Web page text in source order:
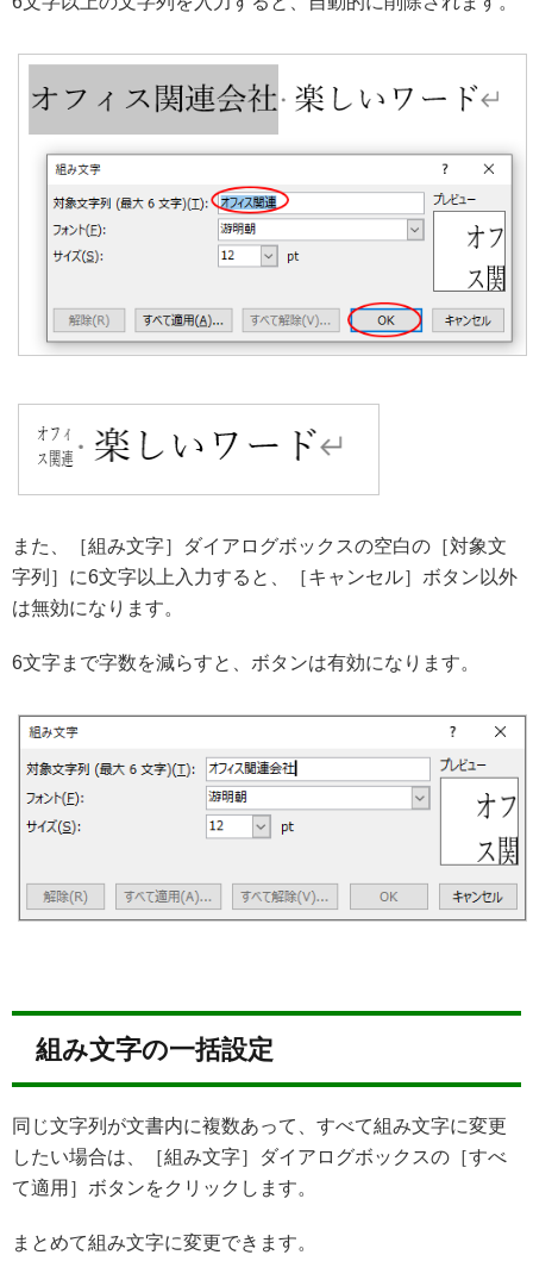
また、［組み文字］ダイアログボックスの空白の［対象文
字列］に6文字以上入力すると、［キャンセル］ボタン以外
は無効になります。
6文字まで字数を減らすと、ボタンは有効になります。
組み文字の一括設定
同じ文字列が文書内に複数あって、すべて組み文字に変更
したい場合は、［組み文字］ダイアログボックスの［すべ
て適用］ボタンをクリックします。
まとめて組み文字に変更できます。